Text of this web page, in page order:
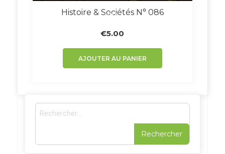
Histoire & Sociétés N° 086
€5.00
AJOUTER AU PANIER
R